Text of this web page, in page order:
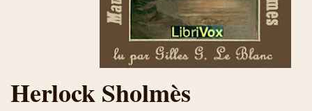
Herlock Sholmès